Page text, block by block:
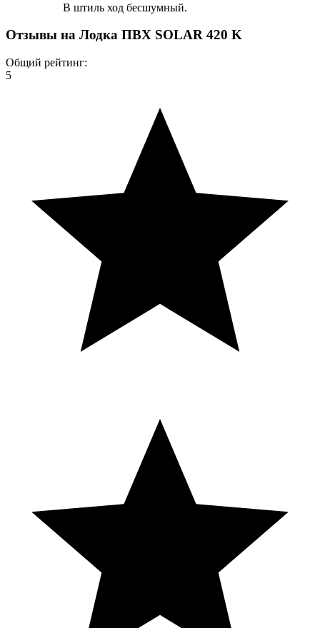
В штиль ход бесшумный.
Отзывы на Лодка ПВХ SOLAR 420 K
Общий рейтинг:
5